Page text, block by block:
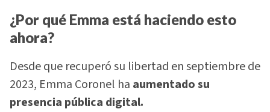
¿Por qué Emma está haciendo esto
ahora?
Desde que recuperó su libertad en septiembre de
2023, Emma Coronel ha aumentado su
presencia pública digital.